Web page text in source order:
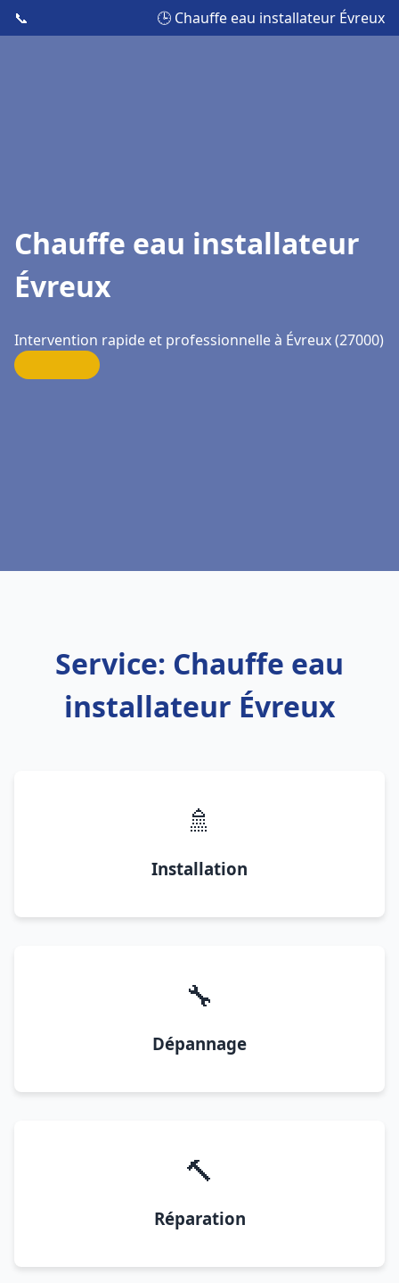
📞 🕒 Chauffe eau installateur Évreux
Chauffe eau installateur
Évreux
Intervention rapide et professionnelle à Évreux (27000)
Service: Chauffe eau
installateur Évreux
🚿
Installation
🔧
Dépannage
🔨
Réparation